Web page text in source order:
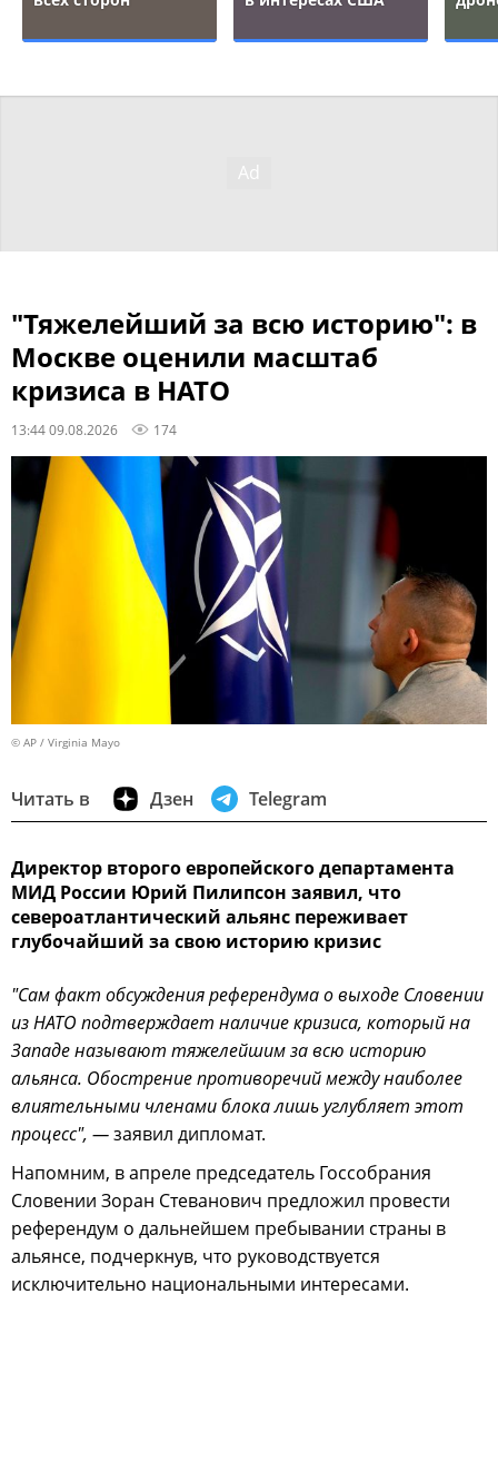
"Тяжелейший за всю историю": в
Москве оценили масштаб
кризиса в НАТО
13:44 09.08.2026 174
© AP / Virginia Mayo
Читать в Дзен Telegram
Директор второго европейского департамента
МИД России Юрий Пилипсон заявил, что
североатлантический альянс переживает
глубочайший за свою историю кризис
"Сам факт обсуждения референдума о выходе Словении
из НАТО подтверждает наличие кризиса, который на
Западе называют тяжелейшим за всю историю
альянса. Обострение противоречий между наиболее
влиятельными членами блока лишь углубляет этот
процесс", —заявил дипломат.
Напомним, в апреле председатель Госсобрания
Словении Зоран Стеванович предложил провести
референдум о дальнейшем пребывании страны в
альянсе, подчеркнув, что руководствуется
исключительно национальными интересами.